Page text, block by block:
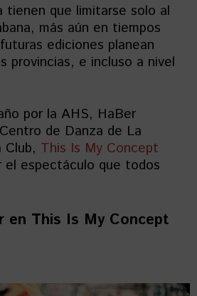
tienen que limitarse solo al
más aún en tiempos
ediciones planean
provincias, e incluso a nivel
por la AHS, HaBer
de Danza de La
Club, This Is My Concept
el espectáculo que todos
en This Is My Concept